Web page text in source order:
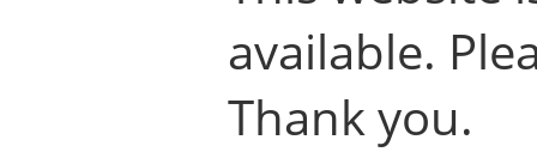
available.
Thank you.